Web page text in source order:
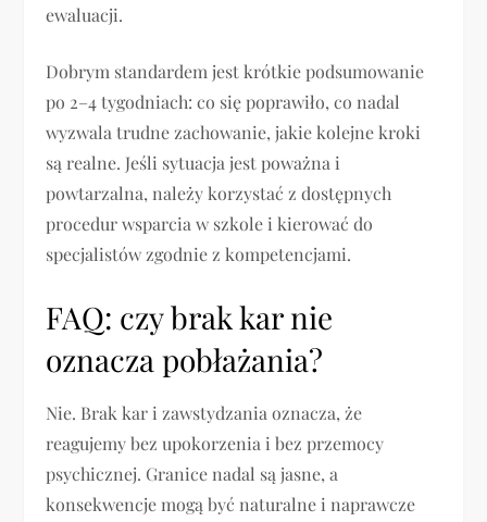
ewaluacji.
Dobrym standardem jest krótkie podsumowanie
po 2–4 tygodniach: co się poprawiło, co nadal
wyzwala trudne zachowanie, jakie kolejne kroki
są realne. Jeśli sytuacja jest poważna i
powtarzalna, należy korzystać z dostępnych
procedur wsparcia w szkole i kierować do
specjalistów zgodnie z kompetencjami.
FAQ: czy brak kar nie
oznacza pobłażania?
Nie. Brak kar i zawstydzania oznacza, że
reagujemy bez upokorzenia i bez przemocy
psychicznej. Granice nadal są jasne, a
konsekwencje mogą być naturalne i naprawcze